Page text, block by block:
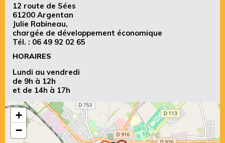
12 route de Sées
61200 Argentan
Julie Rabineau,
chargée de développement économique
Tél. : 06 49 92 02 65
HORAIRES
Lundi au vendredi
de 9h à 12h
et de 14h à 17h
+
−